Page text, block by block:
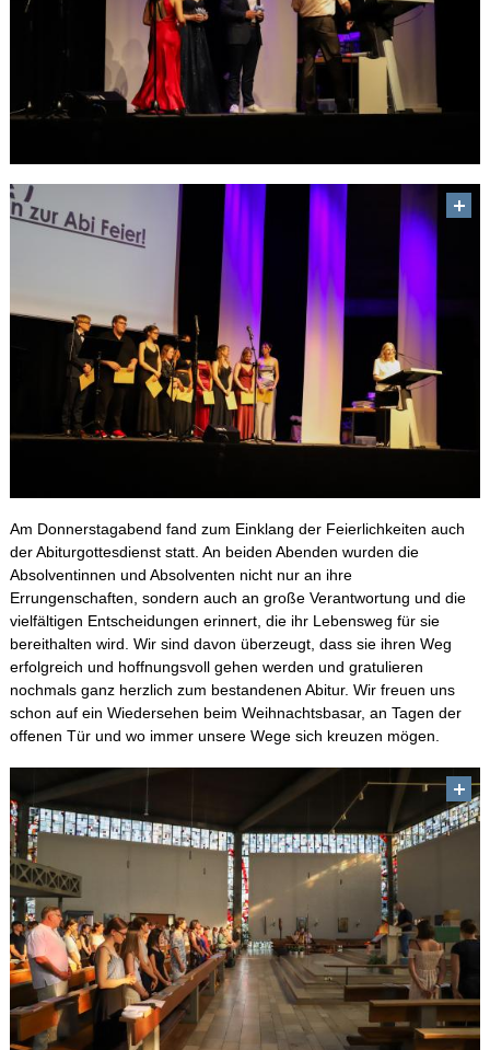
Am Donnerstagabend fand zum Einklang der Feierlichkeiten auch
der Abiturgottesdienst statt. An beiden Abenden wurden die
Absolventinnen und Absolventen nicht nur an ihre
Errungenschaften, sondern auch an große Verantwortung und die
vielfältigen Entscheidungen erinnert, die ihr Lebensweg für sie
bereithalten wird. Wir sind davon überzeugt, dass sie ihren Weg
erfolgreich und hoffnungsvoll gehen werden und gratulieren
nochmals ganz herzlich zum bestandenen Abitur. Wir freuen uns
schon auf ein Wiedersehen beim Weihnachtsbasar, an Tagen der
offenen Tür und wo immer unsere Wege sich kreuzen mögen.